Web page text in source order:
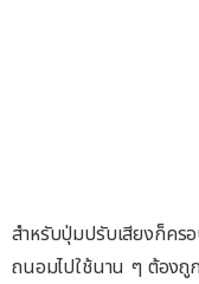
สำหรับปุ่มปรับเสียงก็คร
ถนอมไปใช้นาน ๆ ต้องถู